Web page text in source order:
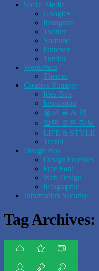
Social Media
Google+
Instagram
Twitter
Youtube
Pinterest
Tumblr
WordPress
Themes
Creative Strategy
Idea Box
Inspiration
좋은 글 & 책
알면 좋은 정보
LIFE & STYLE
Travel
Design Box
Design Freebies
Free Font
Web Design
Infographic
Information Security
Tag Archives: